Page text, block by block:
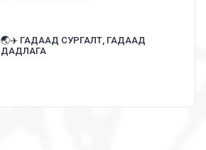
🌏✈️ ГАДААД СУРГАЛТ, ГАДААД
ДАДЛАГА